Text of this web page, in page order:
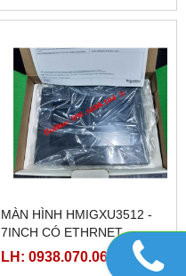
MÀN HÌNH HMIGXU3512 -
7INCH CÓ ETHRNET
LH: 0938.070.068